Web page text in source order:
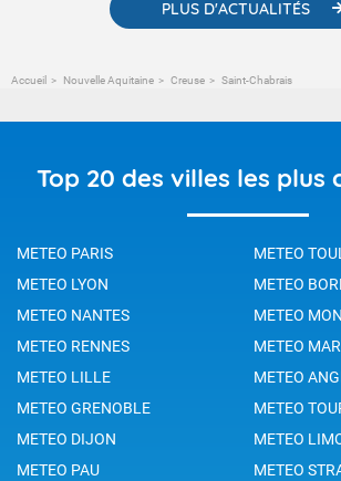
PLUS D'ACTUALITÉS
Accueil Nouvelle Aquitaine Creuse Saint-Chabrais
Top 20 des villes les plus
METEO PARIS
METEO
METEO LYON
METEO
METEO NANTES
METEO
METEO RENNES
METEO
METEO LILLE
METEO
METEO GRENOBLE
METEO
METEO DIJON
METEO
METEO PAU
METEO